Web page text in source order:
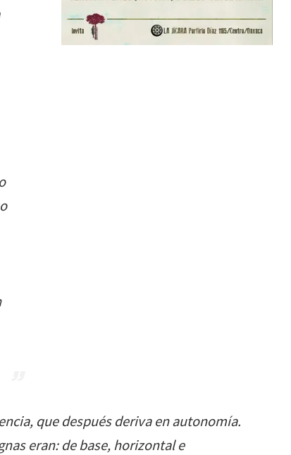
que después deriva en autonomía.
eran: de base, horizontal e